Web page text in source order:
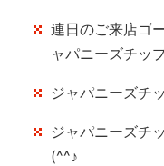
連日のご来店ゴ
ャパニーズチッ
ジャパニーズチ
ジャパニーズチ
(^^♪